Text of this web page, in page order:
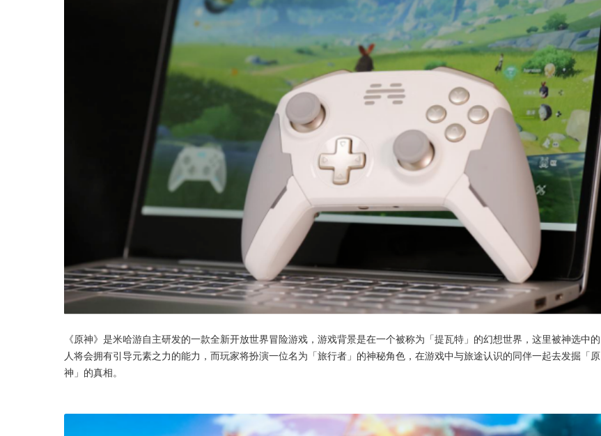
《原神》是米哈游自主研发的一款全新开放世界冒险游戏，游戏背景是在一个被称为「提瓦特」的幻想世界，这里被神选中的
人将会拥有引导元素之力的能力，而玩家将扮演一位名为「旅行者」的神秘角色，在游戏中与旅途认识的同伴一起去发掘「原
神」的真相。